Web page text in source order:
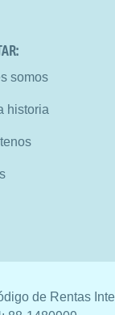
somos
historia
de Rentas